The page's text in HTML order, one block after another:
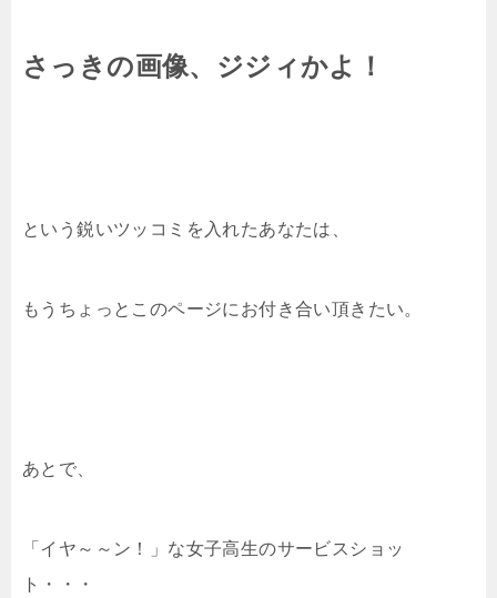
さっきの画像、ジジィかよ！
という鋭いツッコミを入れたあなたは、
もうちょっとこのページにお付き合い頂きたい。
あとで、
「イヤ～～ン！」な女子高生のサービスショッ
ト・・・